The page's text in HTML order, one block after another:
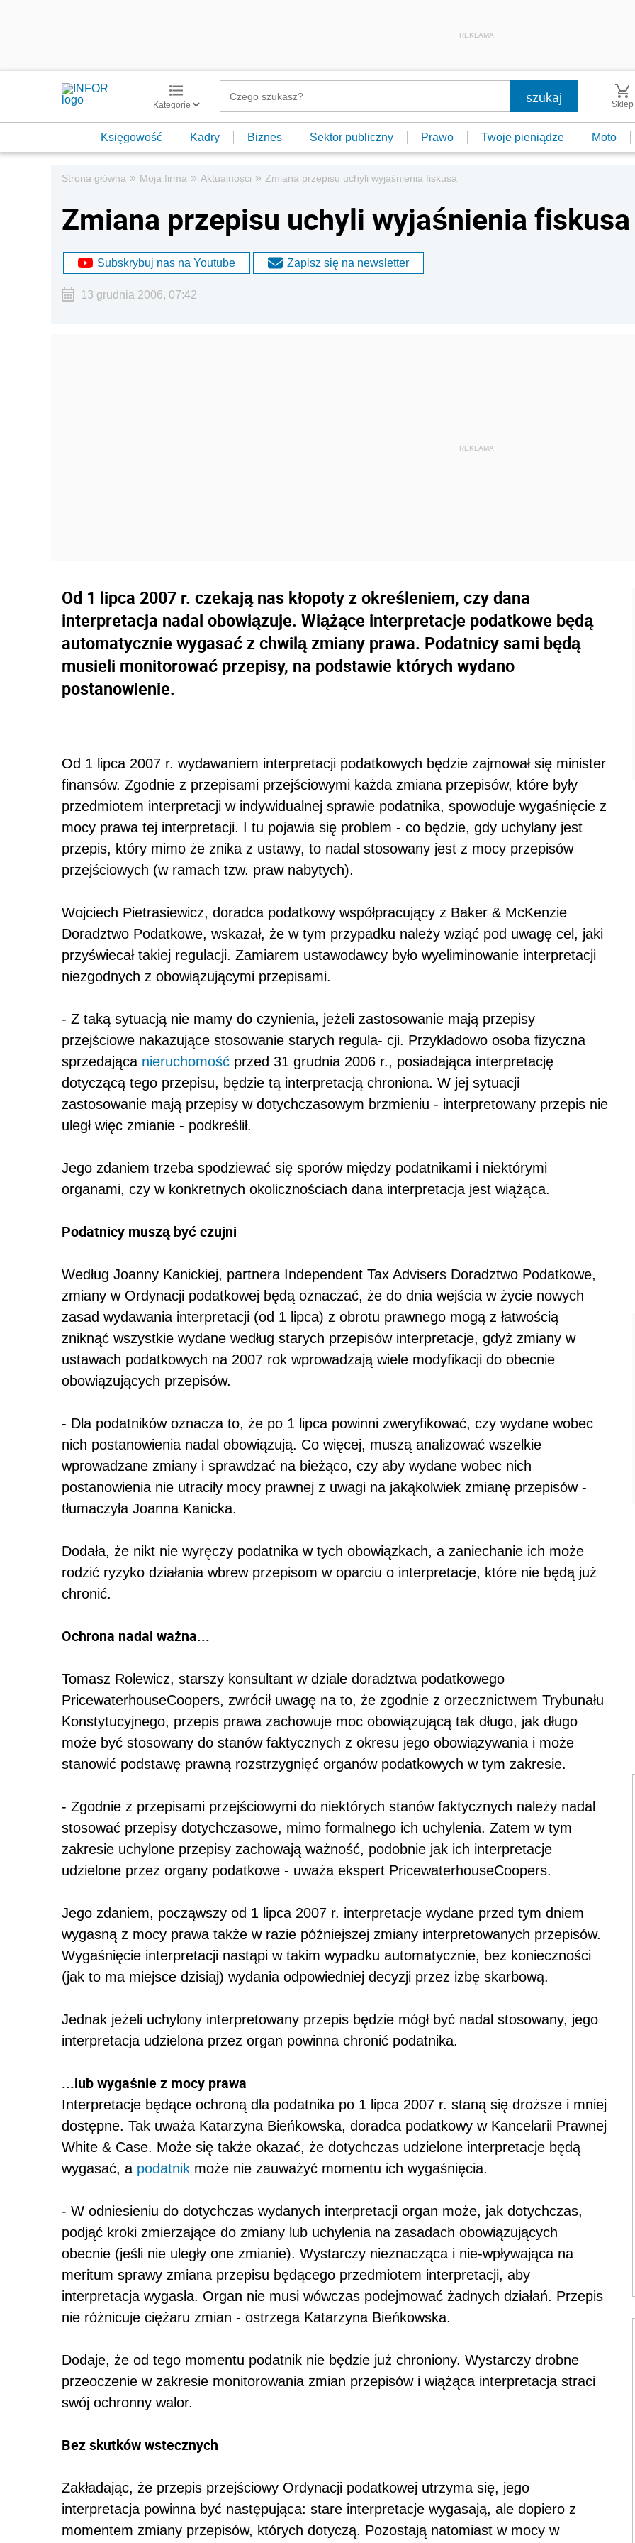
REKLAMA
Kategorie Sklep
Księgowość Kadry Biznes Sektor publiczny Prawo Twoje pieniądze Moto
Strona główna » Moja firma » Aktualności » Zmiana przepisu uchyli wyjaśnienia fiskusa
Zmiana przepisu uchyli wyjaśnienia fiskusa
Subskrybuj nas na Youtube Zapisz się na newsletter
13 grudnia 2006, 07:42
Od 1 lipca 2007 r. czekają nas kłopoty z określeniem, czy dana
interpretacja nadal obowiązuje. Wiążące interpretacje podatkowe będą
automatycznie wygasać z chwilą zmiany prawa. Podatnicy sami będą
musieli monitorować przepisy, na podstawie których wydano
postanowienie.
Od 1 lipca 2007 r. wydawaniem interpretacji podatkowych będzie zajmował się minister
finansów. Zgodnie z przepisami przejściowymi każda zmiana przepisów, które były
przedmiotem interpretacji w indywidualnej sprawie podatnika, spowoduje wygaśnięcie z
mocy prawa tej interpretacji. I tu pojawia się problem - co będzie, gdy uchylany jest
przepis, który mimo że znika z ustawy, to nadal stosowany jest z mocy przepisów
przejściowych (w ramach tzw. praw nabytych).
Wojciech Pietrasiewicz, doradca podatkowy współpracujący z Baker & McKenzie
Doradztwo Podatkowe, wskazał, że w tym przypadku należy wziąć pod uwagę cel, jaki
przyświecał takiej regulacji. Zamiarem ustawodawcy było wyeliminowanie interpretacji
niezgodnych z obowiązującymi przepisami.
- Z taką sytuacją nie mamy do czynienia, jeżeli zastosowanie mają przepisy
przejściowe nakazujące stosowanie starych regula- cji. Przykładowo osoba fizyczna
sprzedająca nieruchomość przed 31 grudnia 2006 r., posiadająca interpretację
dotyczącą tego przepisu, będzie tą interpretacją chroniona. W jej sytuacji
zastosowanie mają przepisy w dotychczasowym brzmieniu - interpretowany przepis nie
uległ więc zmianie - podkreślił.
Jego zdaniem trzeba spodziewać się sporów między podatnikami i niektórymi
organami, czy w konkretnych okolicznościach dana interpretacja jest wiążąca.
Podatnicy muszą być czujni
Według Joanny Kanickiej, partnera Independent Tax Advisers Doradztwo Podatkowe,
zmiany w Ordynacji podatkowej będą oznaczać, że do dnia wejścia w życie nowych
zasad wydawania interpretacji (od 1 lipca) z obrotu prawnego mogą z łatwością
zniknąć wszystkie wydane według starych przepisów interpretacje, gdyż zmiany w
ustawach podatkowych na 2007 rok wprowadzają wiele modyfikacji do obecnie
obowiązujących przepisów.
- Dla podatników oznacza to, że po 1 lipca powinni zweryfikować, czy wydane wobec
nich postanowienia nadal obowiązują. Co więcej, muszą analizować wszelkie
wprowadzane zmiany i sprawdzać na bieżąco, czy aby wydane wobec nich
postanowienia nie utraciły mocy prawnej z uwagi na jakąkolwiek zmianę przepisów -
tłumaczyła Joanna Kanicka.
Dodała, że nikt nie wyręczy podatnika w tych obowiązkach, a zaniechanie ich może
rodzić ryzyko działania wbrew przepisom w oparciu o interpretacje, które nie będą już
chronić.
Ochrona nadal ważna...
Tomasz Rolewicz, starszy konsultant w dziale doradztwa podatkowego
PricewaterhouseCoopers, zwrócił uwagę na to, że zgodnie z orzecznictwem Trybunału
Konstytucyjnego, przepis prawa zachowuje moc obowiązującą tak długo, jak długo
może być stosowany do stanów faktycznych z okresu jego obowiązywania i może
stanowić podstawę prawną rozstrzygnięć organów podatkowych w tym zakresie.
- Zgodnie z przepisami przejściowymi do niektórych stanów faktycznych należy nadal
stosować przepisy dotychczasowe, mimo formalnego ich uchylenia. Zatem w tym
zakresie uchylone przepisy zachowają ważność, podobnie jak ich interpretacje
udzielone przez organy podatkowe - uważa ekspert PricewaterhouseCoopers.
Jego zdaniem, począwszy od 1 lipca 2007 r. interpretacje wydane przed tym dniem
wygasną z mocy prawa także w razie późniejszej zmiany interpretowanych przepisów.
Wygaśnięcie interpretacji nastąpi w takim wypadku automatycznie, bez konieczności
(jak to ma miejsce dzisiaj) wydania odpowiedniej decyzji przez izbę skarbową.
Jednak jeżeli uchylony interpretowany przepis będzie mógł być nadal stosowany, jego
interpretacja udzielona przez organ powinna chronić podatnika.
...lub wygaśnie z mocy prawa
Interpretacje będące ochroną dla podatnika po 1 lipca 2007 r. staną się droższe i mniej
dostępne. Tak uważa Katarzyna Bieńkowska, doradca podatkowy w Kancelarii Prawnej
White & Case. Może się także okazać, że dotychczas udzielone interpretacje będą
wygasać, a podatnik może nie zauważyć momentu ich wygaśnięcia.
- W odniesieniu do dotychczas wydanych interpretacji organ może, jak dotychczas,
podjąć kroki zmierzające do zmiany lub uchylenia na zasadach obowiązujących
obecnie (jeśli nie uległy one zmianie). Wystarczy nieznacząca i nie-wpływająca na
meritum sprawy zmiana przepisu będącego przedmiotem interpretacji, aby
interpretacja wygasła. Organ nie musi wówczas podejmować żadnych działań. Przepis
nie różnicuje ciężaru zmian - ostrzega Katarzyna Bieńkowska.
Dodaje, że od tego momentu podatnik nie będzie już chroniony. Wystarczy drobne
przeoczenie w zakresie monitorowania zmian przepisów i wiążąca interpretacja straci
swój ochronny walor.
Bez skutków wstecznych
Zakładając, że przepis przejściowy Ordynacji podatkowej utrzyma się, jego
interpretacja powinna być następująca: stare interpretacje wygasają, ale dopiero z
momentem zmiany przepisów, których dotyczą. Pozostają natomiast w mocy w